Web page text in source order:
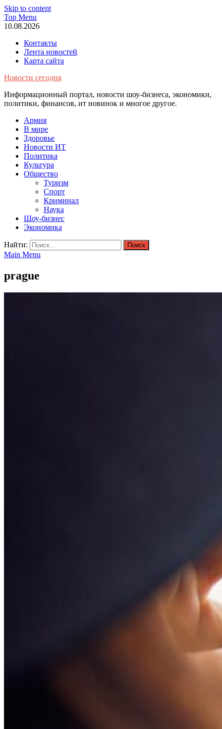
Skip to content
Top Menu
10.08.2026
Контакты
Лента новостей
Карта сайта
Новости сегодня
Информационный портал, новости шоу-бизнеса, экономики,
политики, финансов, ит новинок и многое другое.
Армия
В мире
Здоровье
Новости ИТ
Политика
Культура
Общество
Туризм
Спорт
Криминал
Наука
Шоу-бизнес
Экономика
Найти:
Main Menu
prague